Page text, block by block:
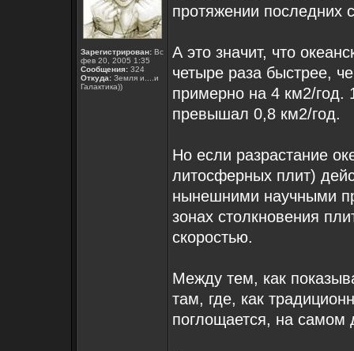
Зарегистрирован: Вс
фев 20, 2005 1:35
Сообщения: 324
Откуда: Земля и....и
Галактика))
протяжении последних
А это значит, что
четыре раза быстрее,
примерно на 4 км2/год.
превышал 0,8 км2/год.
Но если разрастание
литосферных плит)
нынешними научными
зонах столкновения
скоростью.
Между тем, как
там, где, как
поглощается, на самом